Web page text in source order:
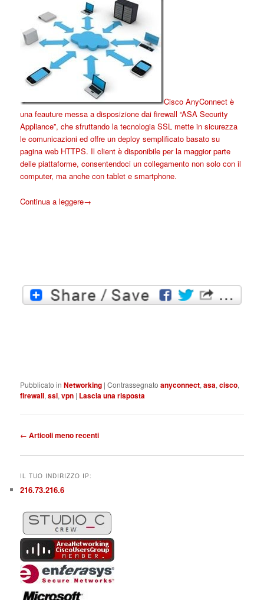
Cisco AnyConnect è
una feauture messa a disposizione dai firewall “ASA Security
Appliance”, che sfruttando la tecnologia SSL mette in sicurezza
le comunicazioni ed offre un deploy semplificato basato su
pagina web HTTPS. Il client è disponibile per la maggior parte
delle piattaforme, consentendoci un collegamento non solo con il
computer, ma anche con tablet e smartphone.
Continua a leggere→
Pubblicato in Networking |Contrassegnato anyconnect,asa,cisco,
firewall,ssl,vpn | Lascia una risposta
Navigazione
← Articoli meno recenti
IL TUO INDIRIZZO IP:
216.73.216.6